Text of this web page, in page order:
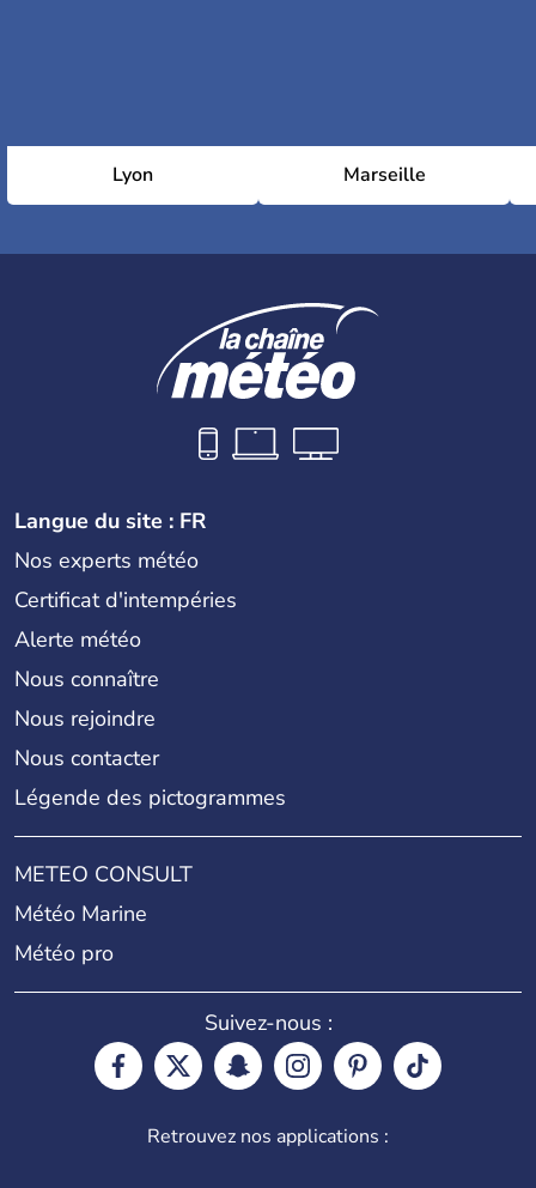
Lyon Marseille
Langue du site : FR
Nos experts météo
Certificat d'intempéries
Alerte météo
Nous connaître
Nous rejoindre
Nous contacter
Légende des pictogrammes
METEO CONSULT
Météo Marine
Météo pro
Suivez-nous :
Retrouvez nos applications :